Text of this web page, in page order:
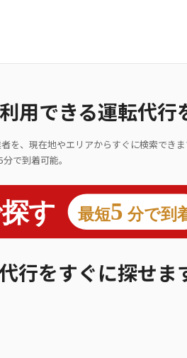
用できる運転代行
を、現在地やエリアからすぐに検索でき
分で到着可能。
行をすぐに探せま